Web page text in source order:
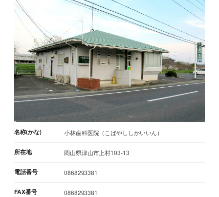
名称(かな) 小林歯科医院（こばやししかいいん）
所在地 岡山県津山市上村103-13
電話番号 0868293381
FAX番号 0868293381